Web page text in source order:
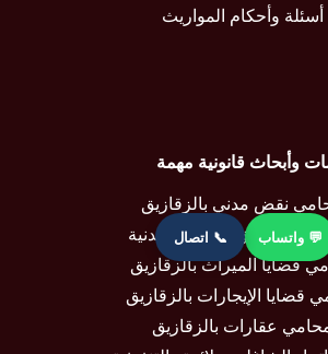
أسئلة وأحكام المواريث
وأبحاث قانونية مهمة
نقض مدني بالزقازيق
بالزقازيق للقضايا المدنية
قضايا الميراث بالزقازيق
قضايا الإيجارات بالزقازيق
عقارات بالزقازيق
💬 واتساب 📞 اتصال